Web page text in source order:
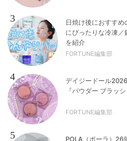
3
日焼け後におすす
にぴったりな冷凍／
を紹介
FORTUNE編集部
4
デイジードール
『パウダー ブラッ
FORTUNE編集部
5
POLA（ポーラ）26